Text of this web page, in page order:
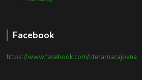
Facebook
https://www.facebook.com/literarnacajovna